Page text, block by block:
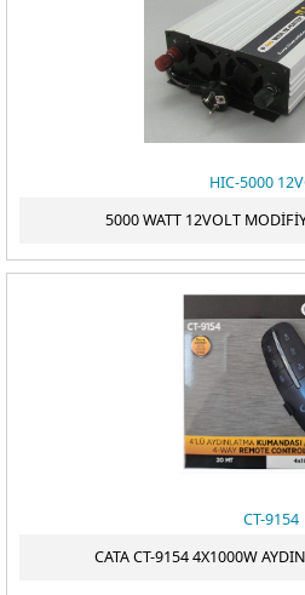
HIC-5000
5000 WATT 12VOLT
CT-9154
CATA CT-9154 4X1000W